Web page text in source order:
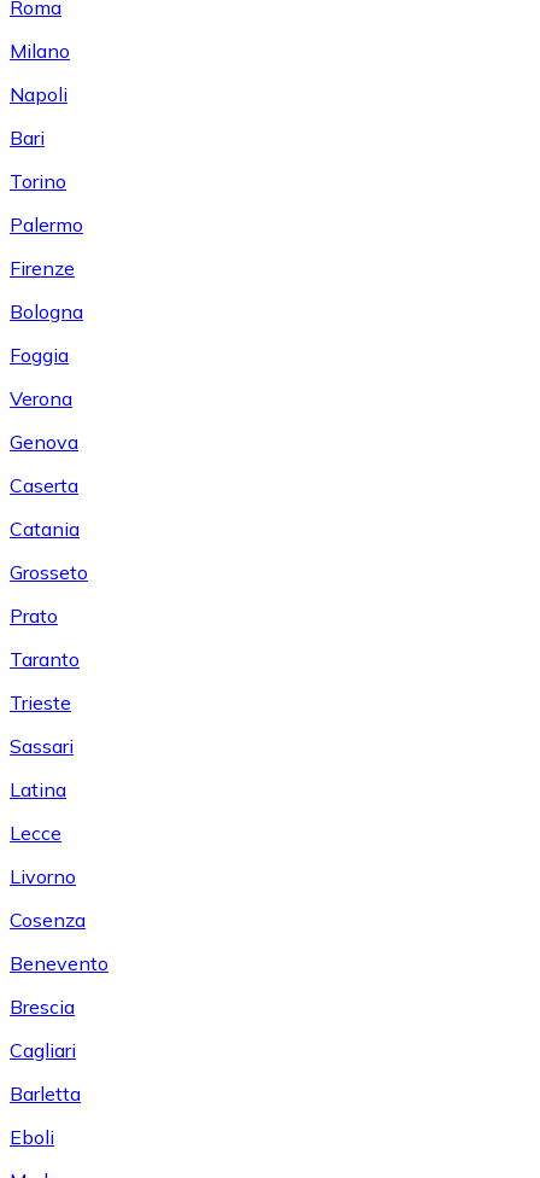
Roma
Milano
Napoli
Bari
Torino
Palermo
Firenze
Bologna
Foggia
Verona
Genova
Caserta
Catania
Grosseto
Prato
Taranto
Trieste
Sassari
Latina
Lecce
Livorno
Cosenza
Benevento
Brescia
Cagliari
Barletta
Eboli